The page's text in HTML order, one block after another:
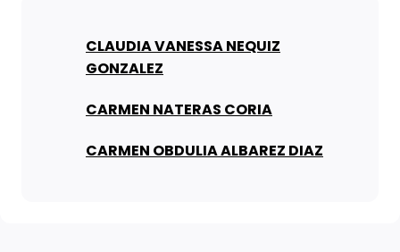
CLAUDIA VANESSA NEQUIZ
GONZALEZ
CARMEN NATERAS CORIA
CARMEN OBDULIA ALBAREZ DIAZ